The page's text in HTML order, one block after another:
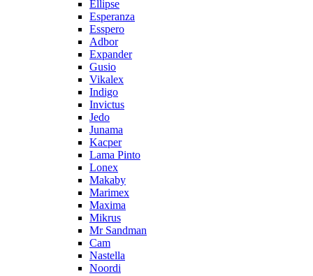
Ellipse
Esperanza
Esspero
Adbor
Expander
Gusio
Vikalex
Indigo
Invictus
Jedo
Junama
Kacper
Lama Pinto
Lonex
Makaby
Marimex
Maxima
Mikrus
Mr Sandman
Cam
Nastella
Noordi